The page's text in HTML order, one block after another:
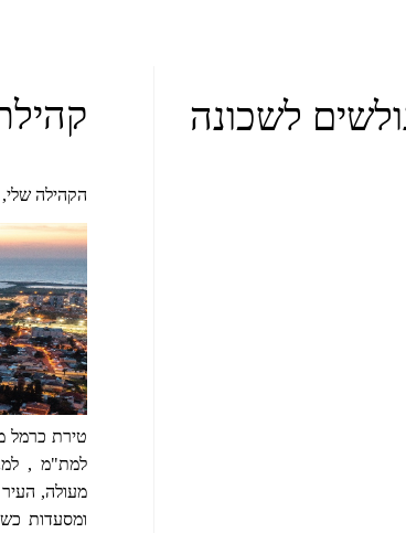
4-5 חדרים אפשרות
הגבוהות! מפרט עשיר
הקהילה
טירת כרמל
מעולה, העיר
ומסעדות
לשכונה